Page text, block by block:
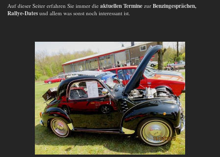
Auf dieser Seiter erfahren Sie immer die aktuellen Termine zur Benzingesprächen,
Rallye-Dates und allem was sonst noch interessant ist.